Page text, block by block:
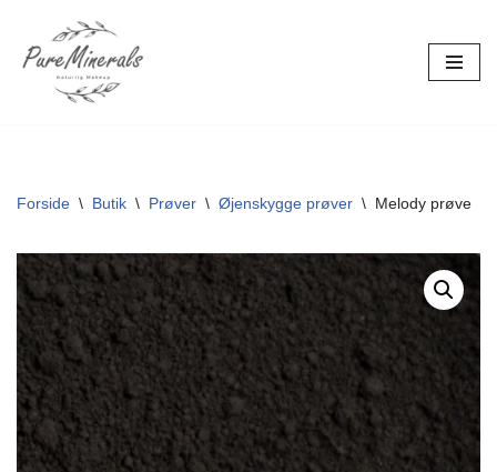
Spring
Forside \ Butik \ Prøver \ Øjenskygge prøver \ Melody prøve